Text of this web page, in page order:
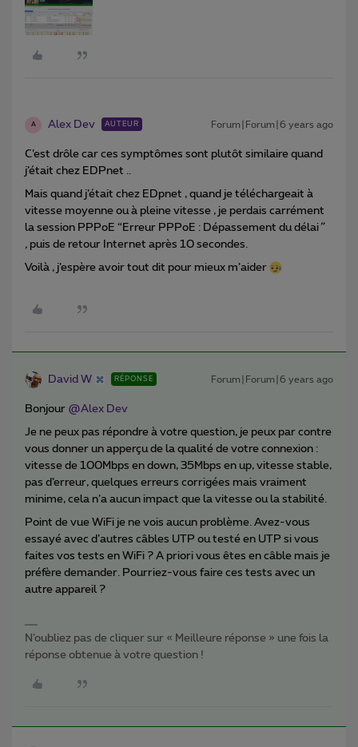
A Alex Dev AUTEUR Forum|Forum|6 years ago
C’est drôle car ces symptômes sont plutôt similaire quand
j’était chez EDPnet ..
Mais quand j’était chez EDpnet , quand je téléchargeait à
vitesse moyenne ou à pleine vitesse , je perdais carrément
la session PPPoE “Erreur PPPoE : Dépassement du délai”
, puis de retour Internet après 10 secondes.
Voilà , j’espère avoir tout dit pour mieux m’aider
David W RÉPONSE Forum|Forum|6 years ago
Bonjour @Alex Dev
Je ne peux pas répondre à votre question, je peux par contre
vous donner un apperçu de la qualité de votre connexion :
vitesse de 100Mbps en down, 35Mbps en up, vitesse stable,
pas d’erreur, quelques erreurs corrigées mais vraiment
minime, cela n’a aucun impact que la vitesse ou la stabilité.
Point de vue WiFi je ne vois aucun problème. Avez-vous
essayé avec d’autres câbles UTP ou testé en UTP si vous
faites vos tests en WiFi ? A priori vous êtes en câble mais je
préfère demander. Pourriez-vous faire ces tests avec un
autre appareil ?
N’oubliez pas de cliquer sur « Meilleure réponse » une fois la
réponse obtenue à votre question !